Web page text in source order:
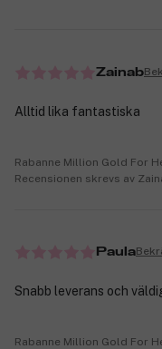
Zainab
Alltid lika fantastiska
Rabanne Million Gold For
Recensionen skrevs av
Paula
Snabb leverans och
Rabanne Million Gold For